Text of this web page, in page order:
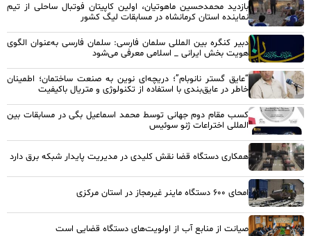
بازدید محمدحسین ماهوتیان، اولین کاپیتان فوتبال ساحلی از تیم
نماینده استان کرمانشاه در مسابقات لیگ کشور
دبیر کنگره بین المللی سلمان فارسی: سلمان فارسی به‌عنوان الگوی
هویت بخش ایرانی _ اسلامی معرفی می‌شود
“عایق گستر نانوبام”؛ دریچه‌ای نوین به صنعت ساختمان؛ اطمینان
خاطر در عایق‌بندی با استفاده از تکنولوژی و متریال باکیفیت
کسب مقام دوم جهانی توسط محمد اسماعیل بگی در مسابقات بین
المللی اختراعات ژنو سوئیس
همکاری دستگاه قضا نقش کلیدی در مدیریت پایدار شبکه برق دارد
امحای ۶۰۰ دستگاه ماینر غیرمجاز در استان مرکزی
صیانت از منابع آب از اولویت‌های دستگاه قضایی است